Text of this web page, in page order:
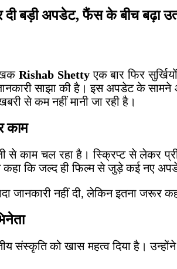
बड़ी अपडेट, फैंस के बीच बढ़ा
Rishab Shettyएक बार फिर
साझा की है। इस अपडेट के
से कम नहीं मानी जा रही है।
काम
से काम चल रहा है। स्क्रिप्ट से लेकर
कहा कि जल्द ही फिल्म से जुड़े कई नए
जानकारी नहीं दी, लेकिन इतना
संस्कृति को खास महत्व दिया है।